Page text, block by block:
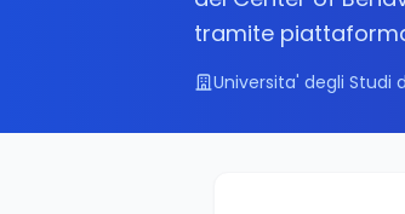
tramite
Universita' degli Studi